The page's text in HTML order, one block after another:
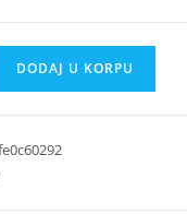
DODAJ U KORPU